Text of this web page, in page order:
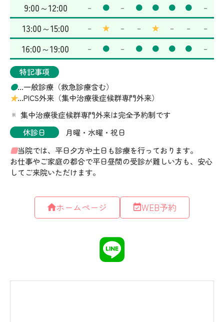
ホームページ WEB予約